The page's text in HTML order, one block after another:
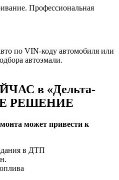
Профессиональная
по VIN-коду автомобиля или
автоэмали.
в «Дельта-
РЕШЕНИЕ
может привести к
в ДТП